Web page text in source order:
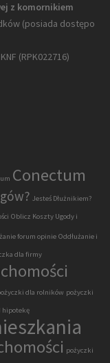
z komornikiem
(posiada dostępo
(RPK022716)
Conectum
Jesteś Dłużnikiem?
Oblicz Koszty Ugody i
forum opinie Oddłużanie i
dla firmy
dla rolników pożyczki
hipotekę
pożyczki